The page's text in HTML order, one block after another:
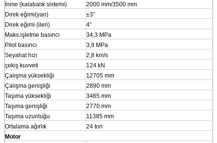
İnme (kalabalık sistemi)
2000 mm/3500 mm
Direk eğimi(yan)
±3°
Direk eğimi (ileri)
4°
Maks.işletme basıncı
34,3 MPa
Pilot basıncı
3,9 MPa
Seyahat hızı
2,8 km/s
çekiş kuvveti
124 kN
Çalışma yüksekliği
12705 mm
Çalışma genişliği
2890 mm
Taşıma yüksekliği
3465 mm
Taşıma genişliği
2770 mm
Taşıma uzunluğu
11385 mm
Ortalama ağırlık
24 ton
Motor